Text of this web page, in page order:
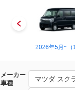
2026年5月~（1
メーカー
車種
マツダ スク